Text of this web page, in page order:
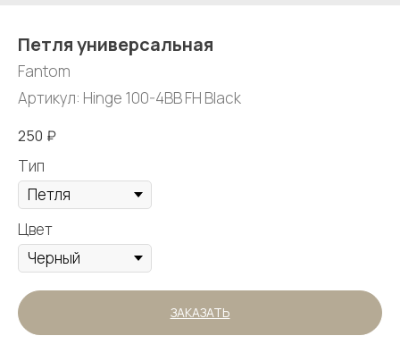
Петля универсальная
Fantom
Артикул: Hinge 100-4BB FH Black
250 ₽
Тип
Цвет
ЗАКАЗАТЬ